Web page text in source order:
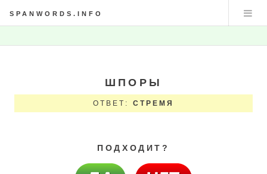
SPANWORDS.INFO
ШПОРЫ
ОТВЕТ: СТРЕМЯ
ПОДХОДИТ?